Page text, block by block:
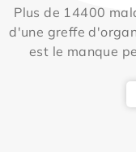
Plus de 14400
d'une greffe
est le manque